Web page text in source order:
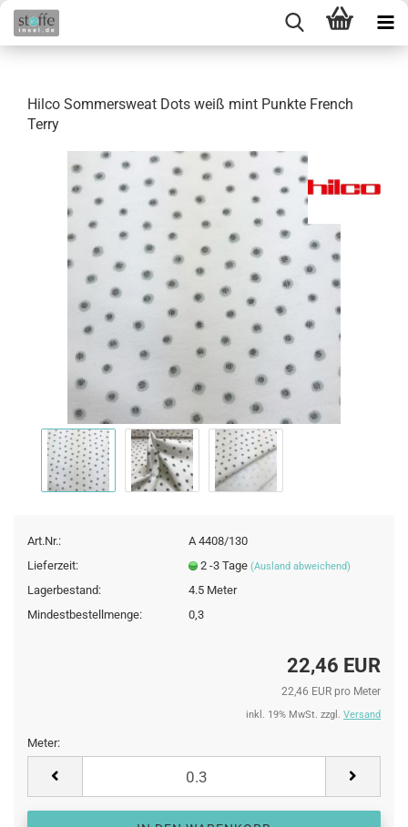
Hilco Sommersweat Dots weiß mint Punkte French
Terry
Art.Nr.:
A 4408/130
Lieferzeit:
2 -3 Tage (Ausland abweichend)
Lagerbestand: 4.5 Meter
Mindestbestellmenge:
0,3
22,46 EUR
22,46 EUR pro Meter
inkl. 19% MwSt. zzgl. Versand
Meter: